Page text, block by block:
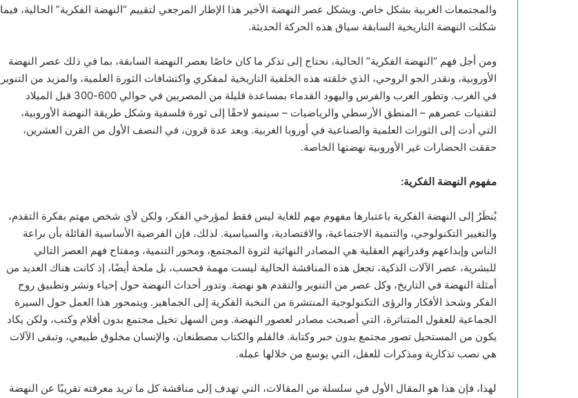
والمجتمعات الغربية بشكل خاص. ويشكل عصر النهضة الأخير هذا الإطار المرجعي لتقييم “النهضة الفكرية” الحالية، فيما
شكلت النهضة التاريخية السابقة سياق هذه الحركة الحديثة.
ومن أجل فهم “النهضة الفكرية” الحالية، نحتاج إلى تذكر ما كان خاصًا بعصر النهضة السابقة، بما في ذلك عصر النهضة
الأوروبية، ونقدر الجو الروحي، الذي خلقته هذه الخلفية التاريخية لمفكري واكتشافات الثورة العلمية، والمزيد من التنوير
في الغرب. وتطور العرب والفرس واليهود القدماء بمساعدة قليلة من المصريين في حوالي 600-300 قبل الميلاد
لتقنيات عصرهم – المنطق الأرسطي والرياضيات – سينمو لاحقًا إلى ثورة فلسفية وشكل طريقة النهضة الأوروبية،
التي أدت إلى الثورات العلمية والصناعية في أوروبا الغربية. وبعد عدة قرون، في النصف الأول من القرن العشرين،
حققت الحضارات غير الأوروبية نهضتها الخاصة.
مفهوم النهضة الفكرية:
يُنظَرُ إلى النهضة الفكرية باعتبارها مفهوم مهم للغاية ليس فقط لمؤرخي الفكر، ولكن لأي شخص مهتم بفكرة التقدم،
والتغيير التكنولوجي، والتنمية الاجتماعية، والاقتصادية، والسياسية. لذلك، فإن الفرضية الأساسية القائلة بأن براعة
الناس وإبداعهم وقدراتهم العقلية هي المصادر النهائية لثروة المجتمع، ومحور التنمية، ومفتاح فهم العصر التالي
للبشرية، عصر الآلات الذكية، تجعل هذه المناقشة الحالية ليست مهمة فحسب، بل ملحة أيضًا، إذ كانت هناك العديد من
أمثلة النهضة في التاريخ، وكل عصر من التنوير والتقدم هو نهضة. وتدور أحداث النهضة حول إحياء ونشر وتطبيق روح
الفكر وشحذ الأفكار والرؤى التكنولوجية المنتشرة من النخبة الفكرية إلى الجماهير. ويتمحور هذا العمل حول السيرة
الجماعية للعقول المتناثرة، التي أصبحت مصادر لعصور النهضة. ومن السهل تخيل مجتمع بدون أقلام وكتب، ولكن يكاد
يكون من المستحيل تصور مجتمع بدون حبر وكتابة. فالقلم والكتاب مصطنعان، والإنسان مخلوق طبيعي، وتبقى الآلات
هي نصب تذكارية ومذكرات للعقل، التي يوسع من خلالها عمله.
لهذا، فإن هذا هو المقال الأول في سلسلة من المقالات، التي تهدف إلى مناقشة كل ما تريد معرفته تقريبًا عن النهضة